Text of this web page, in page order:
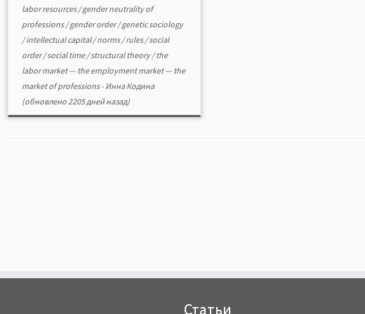
labor resources/gender neutrality of
professions/gender order/genetic sociology
/intellectual capital/norms/rules/social
order/social time/structural theory/the
labor market — the employment market — the
market of professions- Инна Кодина
(обновлено 2205 дней назад)
Статьи